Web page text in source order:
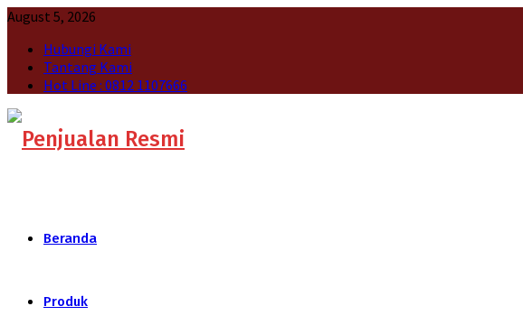
August 5, 2026
Hubungi Kami
Tantang Kami
Hot Line : 0812 1107666
Beranda
Produk